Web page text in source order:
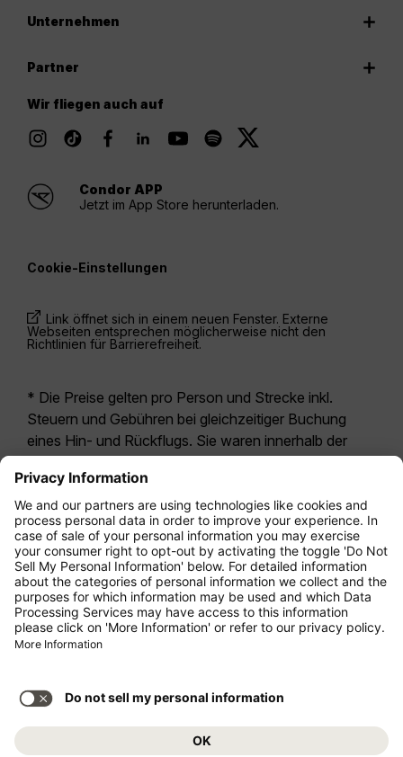
Unternehmen
Partner
Wir fliegen auch auf
Condor APP
Jetzt im App Store herunterladen.
Cookie-Einstellungen
Link öffnet sich in einem neuen Fenster. Externe
Webseiten entsprechen möglicherweise nicht den
Richtlinien für Barrierefreiheit.
* Die Preise gelten pro Person und Strecke inkl.
Steuern und Gebühren bei gleichzeitiger Buchung
eines Hin- und Rückflugs. Sie waren innerhalb der
möglicherweise nicht mehr aktuell. Bei den für die
Economy Class angegebenen Tarifen handelt es
sich i.d.R. um Economy Zero, unsere restriktivste
Tarifoption. Es können hierfür zusätzliche Gebühren
fürAufgabegepäck oder für andere optionale
Leistungen anfallen. Es gelten dieAllgemeinen
Geschäftsbedingungen .